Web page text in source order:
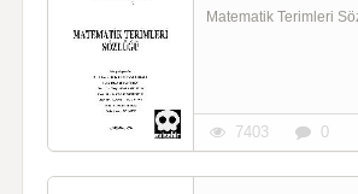
Matematik Terimleri
7403 0